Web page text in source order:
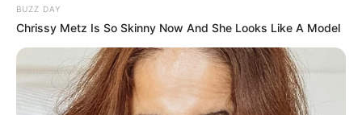
BUZZ DAY
Chrissy Metz Is So Skinny Now And She Looks Like A Model